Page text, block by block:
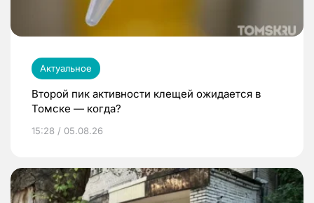
Актуальное
Второй пик активности клещей ожидается в
Томске — когда?
15:28 / 05.08.26